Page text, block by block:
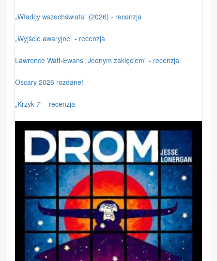
„Władcy wszechświata” (2026) - recenzja
„Wyjście awaryjne” - recenzja
Lawrence Watt-Ewans „Jednym zaklęciem” - recenzja
Oscary 2026 rozdane!
„Krzyk 7” - recenzja